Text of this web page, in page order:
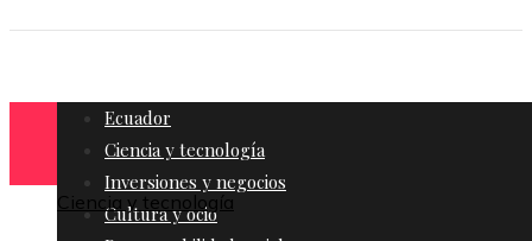
Ecuador
Ciencia y tecnología
Inversiones y negocios
Cultura y ocio
Ciencia y tecnología